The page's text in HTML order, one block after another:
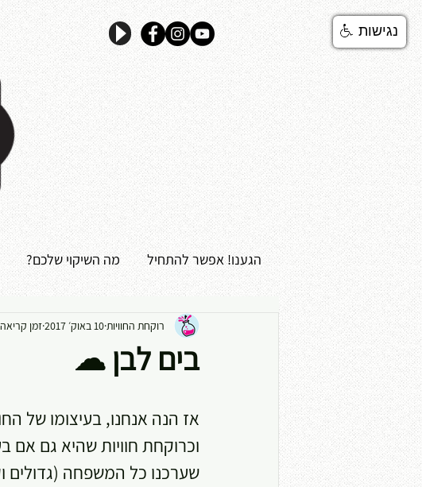
הגענו! אפשר להתחיל מה השיקוי שלכם?
בים לבן ☁
רוקחת החוויות 10 באוק׳ 2017 זמן קריאה 2 דקות
אז הנה אנחנו, בעיצומו של
וכרוקחת חוויות שהיא גם
שערכנו כל המשפחה (גדולים
נגישות